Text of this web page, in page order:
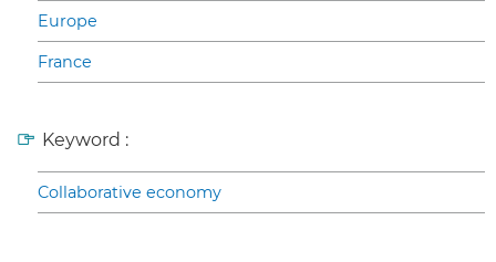
Europe
France
Keyword :
Collaborative economy